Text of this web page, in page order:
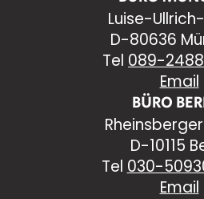
Luise-
D-80636
Tel 089-
Email
BÜRO
D-10115
Tel 030-
Email